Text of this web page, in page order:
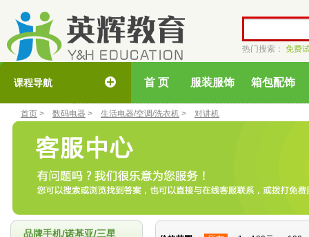
热门搜索： 免费
课程导航 首 页 服装服饰 箱包配饰
首页 > 数码电器 > 生活电器/空调/洗衣机 > 对讲机
品牌手机/诺基亚/三星